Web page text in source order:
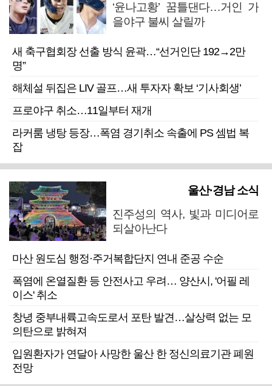
‘윤나고황’ 꿈틀댄다…거인 가
을야구 불씨 살릴까
새 축구협회장 선출 방식 윤곽…“선거인단 192→2만
명”
해체설 뒤집은 LIV 골프…새 투자자 확보 ‘기사회생’
프로야구 취소…11일부터 재개
라커룸 냉탕 등장…폭염 경기취소 속출에 PS 셈법 복
잡
울산·경남 소식
진주성의 역사, 빛과 미디어로
되살아난다
마산 원도심 행정·주거복합단지 연내 준공 수순
폭염에 온열질환 등 안전사고 우려… 양산시, '어필 레
이스' 취소
창녕 중부내륙고속도로서 포탄 발견…살상력 없는 모
의탄으로 밝혀져
입원환자가 연달아 사망한 울산 한 정신의료기관 폐원
전망